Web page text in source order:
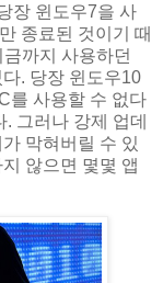
장 윈도우7을 사
종료된 것이기 때
까지 사용하던
. 당장 윈도우10
를 사용할 수 없다
그러나 강제 업데
막혀버릴 수 있
않으면 몇몇 앱